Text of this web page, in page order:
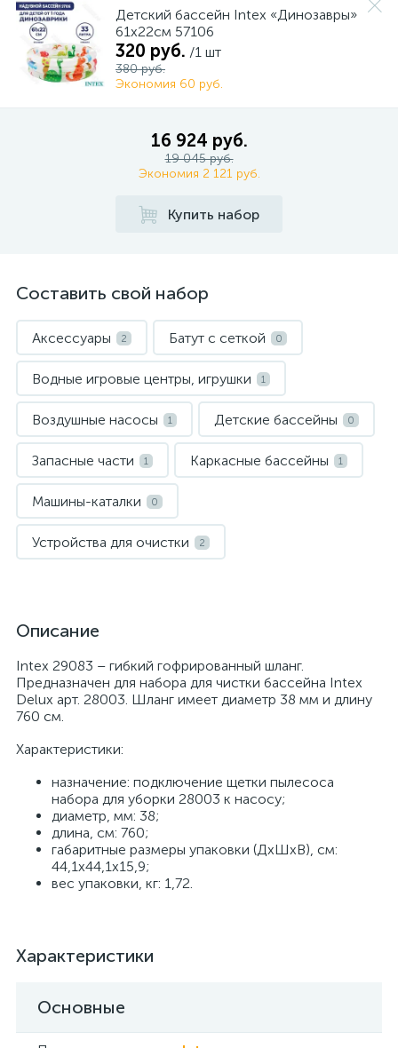
Детский бассейн Intex «Динозавры»
61х22см 57106
320 руб. /1 шт
380 руб.
Экономия 60 руб.
16 924 руб.
19 045 руб.
Экономия 2 121 руб.
Купить набор
Составить свой набор
Аксессуары 2 Батут с сеткой 0
Водные игровые центры, игрушки 1
Воздушные насосы 1 Детские бассейны 0
Запасные части 1 Каркасные бассейны 1
Машины-каталки 0
Устройства для очистки 2
Описание
Intex 29083 – гибкий гофрированный шланг.
Предназначен для набора для чистки бассейна Intex
Delux арт. 28003. Шланг имеет диаметр 38 мм и длину
760 см.
Характеристики:
назначение: подключение щетки пылесоса
набора для уборки 28003 к насосу;
диаметр, мм: 38;
длина, см: 760;
габаритные размеры упаковки (ДхШхВ), см:
44,1х44,1х15,9;
вес упаковки, кг: 1,72.
Характеристики
Основные